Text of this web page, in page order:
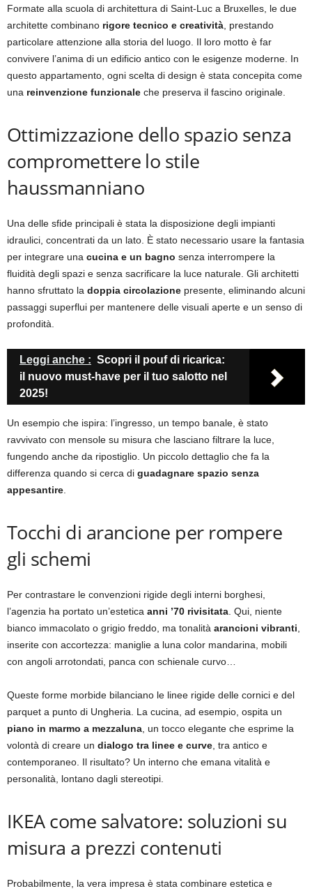
Formate alla scuola di architettura di Saint-Luc a Bruxelles, le due
architette combinano rigore tecnico e creatività, prestando
particolare attenzione alla storia del luogo. Il loro motto è far
convivere l’anima di un edificio antico con le esigenze moderne. In
questo appartamento, ogni scelta di design è stata concepita come
una reinvenzione funzionale che preserva il fascino originale.
Ottimizzazione dello spazio senza
compromettere lo stile
haussmanniano
Una delle sfide principali è stata la disposizione degli impianti
idraulici, concentrati da un lato. È stato necessario usare la fantasia
per integrare una cucina e un bagno senza interrompere la
fluidità degli spazi e senza sacrificare la luce naturale. Gli architetti
hanno sfruttato la doppia circolazione presente, eliminando alcuni
passaggi superflui per mantenere delle visuali aperte e un senso di
profondità.
Leggi anche : Scopri il pouf di ricarica:
il nuovo must-have per il tuo salotto nel
2025!
Un esempio che ispira: l’ingresso, un tempo banale, è stato
ravvivato con mensole su misura che lasciano filtrare la luce,
fungendo anche da ripostiglio. Un piccolo dettaglio che fa la
differenza quando si cerca di guadagnare spazio senza
appesantire.
Tocchi di arancione per rompere
gli schemi
Per contrastare le convenzioni rigide degli interni borghesi,
l’agenzia ha portato un’estetica anni ’70 rivisitata. Qui, niente
bianco immacolato o grigio freddo, ma tonalità arancioni vibranti,
inserite con accortezza: maniglie a luna color mandarina, mobili
con angoli arrotondati, panca con schienale curvo…
Queste forme morbide bilanciano le linee rigide delle cornici e del
parquet a punto di Ungheria. La cucina, ad esempio, ospita un
piano in marmo a mezzaluna, un tocco elegante che esprime la
volontà di creare un dialogo tra linee e curve, tra antico e
contemporaneo. Il risultato? Un interno che emana vitalità e
personalità, lontano dagli stereotipi.
IKEA come salvatore: soluzioni su
misura a prezzi contenuti
Probabilmente, la vera impresa è stata combinare estetica e